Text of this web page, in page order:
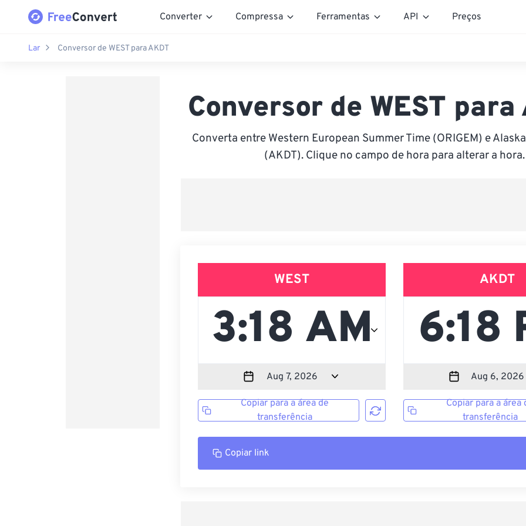
Converter Compressa Ferramentas API Preços
Lar Conversor de WEST para AKDT
Conversor de WEST para
Converta entre Western European Summer Time (ORIGEM) e
(AKDT). Clique no campo de hora para alterar a hora.
WEST
Copiar para a área de
transferência
AKDT
Copiar para a área
transferência
Copiar link